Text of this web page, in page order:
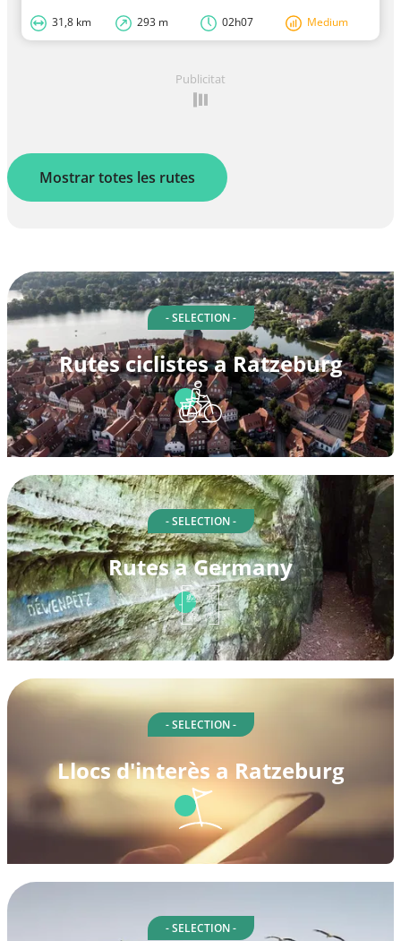
31,8 km 293 m 02h07 Medium
Publicitat
Mostrar totes les rutes
- SELECTION -
Rutes ciclistes a Ratzeburg
- SELECTION -
Rutes a Germany
- SELECTION -
Llocs d'interès a Ratzeburg
- SELECTION -